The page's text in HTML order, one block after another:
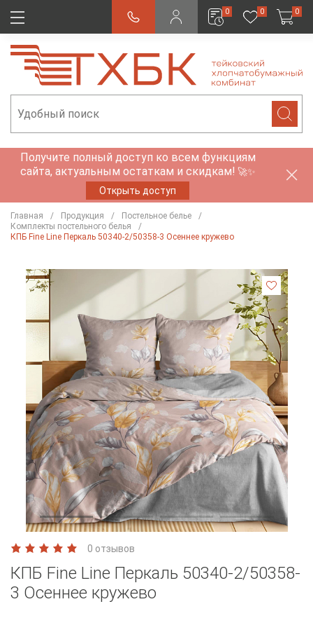
0 0 0
Получите полный доступ ко всем функциям
сайта, актуальным остаткам и скидкам! 🚀✨
Открыть доступ
Главная Продукция
Постельное белье
Комплекты постельного белья
КПБ Fine Line Перкаль 50340-2/50358-3 Осеннее кружево
0 отзывов
КПБ Fine Line Перкаль 50340-2/50358-
3 Осеннее кружево